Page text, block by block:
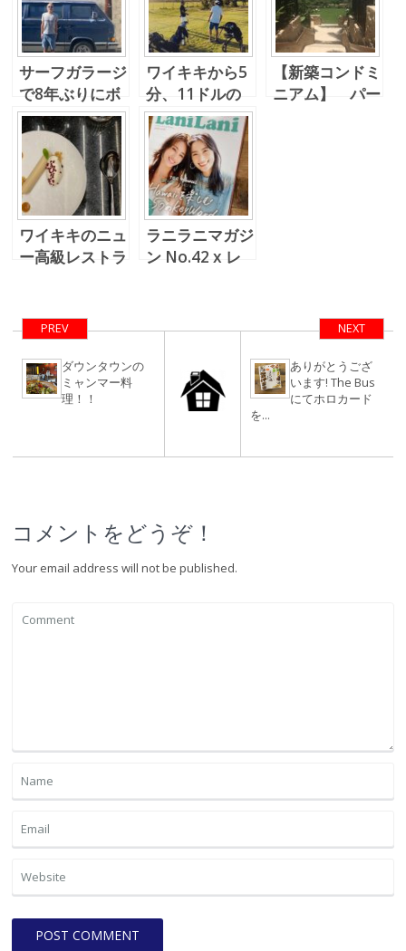
サーフガラージ
で8年ぶりにボ
ードをオーダー
ワイキキから5
分、11ドルの
サンセットゴル
フ
【新築コンドミ
ニアム】 パー
ワイキキのニュ
ー高級レストラ
ラニラニマガジ
ン No.42 x レ
PREV
ダウンタウンの
ミャンマー料
理！！
NEXT
ありがとうござ
います! The Bus
にてホロカード
を…
コメントをどうぞ！
Your email address will not be published.